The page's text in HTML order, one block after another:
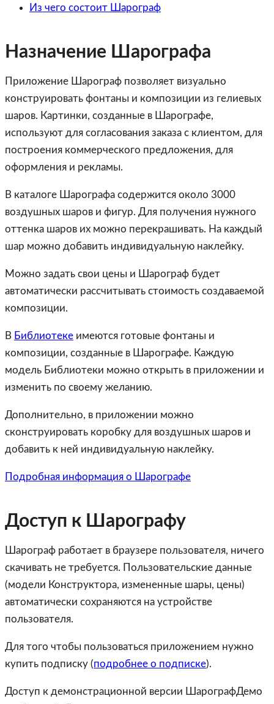
Из чего состоит Шарограф
Назначение Шарографа
Приложение Шарограф позволяет визуально
конструировать фонтаны и композиции из гелиевых
шаров. Картинки, созданные в Шарографе,
используют для согласования заказа с клиентом, для
построения коммерческого предложения, для
оформления и рекламы.
В каталоге Шарографа содержится около 3000
воздушных шаров и фигур. Для получения нужного
оттенка шаров их можно перекрашивать. На каждый
шар можно добавить индивидуальную наклейку.
Можно задать свои цены и Шарограф будет
автоматически рассчитывать стоимость создаваемой
композиции.
В Библиотеке имеются готовые фонтаны и
композиции, созданные в Шарографе. Каждую
модель Библиотеки можно открыть в приложении и
изменить по своему желанию.
Дополнительно, в приложении можно
сконструировать коробку для воздушных шаров и
добавить к ней индивидуальную наклейку.
Подробная информация о Шарографе
Доступ к Шарографу
Шарограф работает в браузере пользователя, ничего
скачивать не требуется. Пользовательские данные
(модели Конструктора, измененные шары, цены)
автоматически сохраняются на устройстве
пользователя.
Для того чтобы пользоваться приложением нужно
купить подписку (подробнее о подписке).
Доступ к демонстрационной версии ШарографДемо